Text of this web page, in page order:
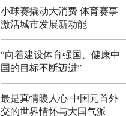
小球赛撬动大消费 体育赛事
激活城市发展新动能
“向着建设体育强国、健康中
国的目标不断迈进”
最是真情暖人心 中国元首外
交的世界情怀与大国气派